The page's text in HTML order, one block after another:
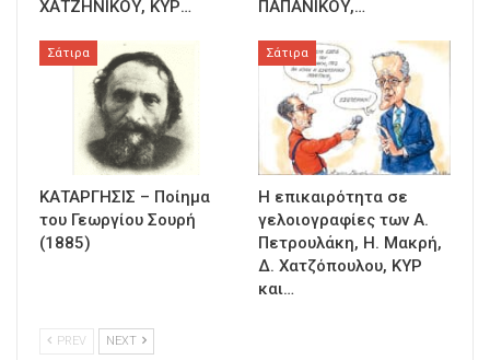
ΧΑΤΖΗΝΙΚΟΥ, ΚΥΡ…
ΠΑΠΑΝΙΚΟΥ,…
Σάτιρα
ΚΑΤΑΡΓΗΣΙΣ – Ποίημα
του Γεωργίου Σουρή
(1885)
Σάτιρα
Η επικαιρότητα σε
γελοιογραφίες των Α.
Πετρουλάκη, Η. Μακρή,
Δ. Χατζόπουλου, ΚΥΡ
και…
PREV NEXT